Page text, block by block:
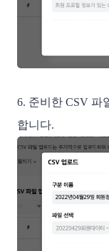
6. 준비한 CSV 파
합니다.